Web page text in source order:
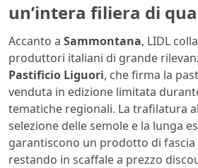
un’intera filiera di
Accanto a Sammontana, LIDL
produttori italiani di grande
Pastificio Liguori, che firma la
venduta in edizione limitata
tematiche regionali. La trafilatura
selezione delle semole e la lunga
garantiscono un prodotto di
restando in scaffale a prezzo